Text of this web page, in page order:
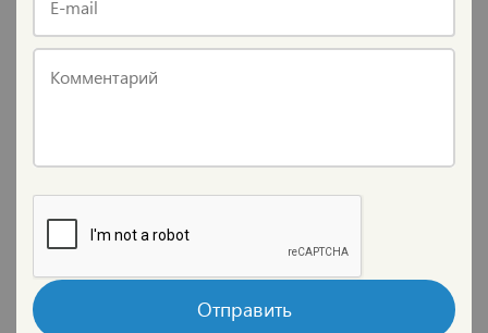
E-mail
Комментарий
Отправить